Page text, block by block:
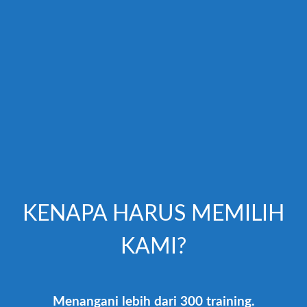
KENAPA HARUS MEMILIH
KAMI?
Menangani lebih dari 300 training.